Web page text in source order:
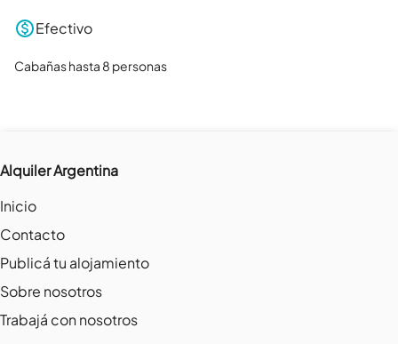
Efectivo
Cabañas hasta 8 personas
Alquiler Argentina
Inicio
Contacto
Publicá tu alojamiento
Sobre nosotros
Trabajá con nosotros